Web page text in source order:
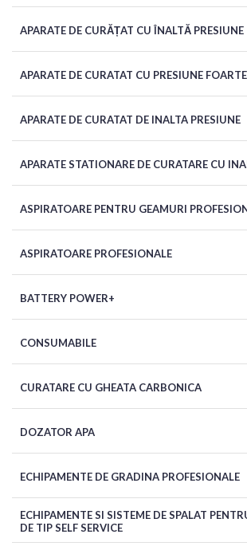
APARATE DE CURĂȚAT CU ÎNALTĂ PRESIUNE
APARATE DE CURATAT CU PRESIUNE
APARATE DE CURATAT DE INALTA PRESIUNE
APARATE STATIONARE DE CURATARE CU
ASPIRATOARE PENTRU GEAMURI
ASPIRATOARE PROFESIONALE
BATTERY POWER+
CONSUMABILE
CURATARE CU GHEATA CARBONICA
DOZATOR APA
ECHIPAMENTE DE GRADINA PROFESIONALE
ECHIPAMENTE SI SISTEME DE SPALAT
DE TIP SELF SERVICE